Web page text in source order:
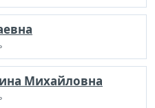
Михайловна